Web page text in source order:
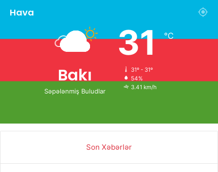
Hava
Bakı
Səpələnmiş Buludlar
31℃
31º - 31º
54%
3.41 km/h
Son Xəbərlər